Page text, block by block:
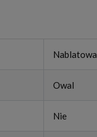
Nablatowa
Owal
Nie